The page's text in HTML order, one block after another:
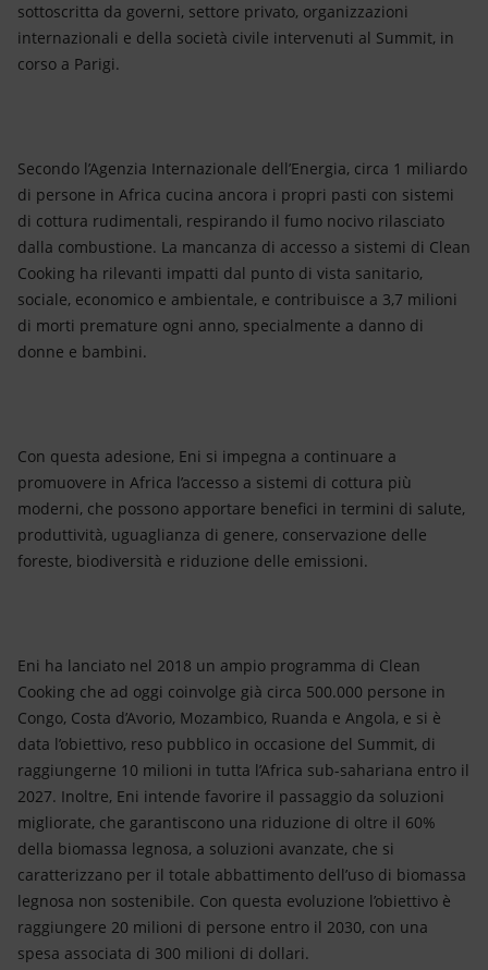
sottoscritta da governi, settore privato, organizzazioni
internazionali e della società civile intervenuti al Summit, in
corso a Parigi.
Secondo l’Agenzia Internazionale dell’Energia, circa 1 miliardo
di persone in Africa cucina ancora i propri pasti con sistemi
di cottura rudimentali, respirando il fumo nocivo rilasciato
dalla combustione. La mancanza di accesso a sistemi di Clean
Cooking ha rilevanti impatti dal punto di vista sanitario,
sociale, economico e ambientale, e contribuisce a 3,7 milioni
di morti premature ogni anno, specialmente a danno di
donne e bambini.
Con questa adesione, Eni si impegna a continuare a
promuovere in Africa l’accesso a sistemi di cottura più
moderni, che possono apportare benefici in termini di salute,
produttività, uguaglianza di genere, conservazione delle
foreste, biodiversità e riduzione delle emissioni.
Eni ha lanciato nel 2018 un ampio programma di Clean
Cooking che ad oggi coinvolge già circa 500.000 persone in
Congo, Costa d’Avorio, Mozambico, Ruanda e Angola, e si è
data l’obiettivo, reso pubblico in occasione del Summit, di
raggiungerne 10 milioni in tutta l’Africa sub-sahariana entro il
2027. Inoltre, Eni intende favorire il passaggio da soluzioni
migliorate, che garantiscono una riduzione di oltre il 60%
della biomassa legnosa, a soluzioni avanzate, che si
caratterizzano per il totale abbattimento dell’uso di biomassa
legnosa non sostenibile. Con questa evoluzione l’obiettivo è
raggiungere 20 milioni di persone entro il 2030, con una
spesa associata di 300 milioni di dollari.